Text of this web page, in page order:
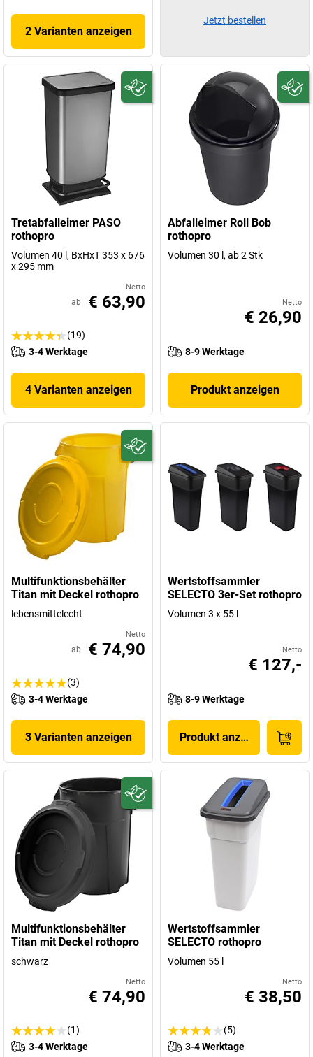
2 Varianten anzeigen
Tretabfalleimer PASO
rothopro
Volumen 40 l, BxHxT 353 x 676
x 295 mm
Netto
ab € 63,90
(19)
3-4 Werktage
4 Varianten anzeigen
Abfalleimer Roll Bob
rothopro
Volumen 30 l, ab 2 Stk
Netto
€ 26,90
8-9 Werktage
Produkt anzeigen
Multifunktionsbehälter
Titan mit Deckel rothopro
lebensmittelecht
Netto
ab € 74,90
(3)
3-4 Werktage
3 Varianten anzeigen
Wertstoffsammler
SELECTO 3er-Set rothopro
Volumen 3 x 55 l
Netto
€ 127,-
8-9 Werktage
Produkt anzeigen
Multifunktionsbehälter
Titan mit Deckel rothopro
schwarz
Netto
€ 74,90
(1)
3-4 Werktage
Wertstoffsammler
SELECTO rothopro
Volumen 55 l
Netto
€ 38,50
(5)
3-4 Werktage
Jetzt bestellen